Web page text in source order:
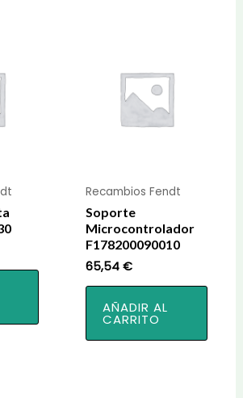
Recambios Fendt
Soporte
Microcontrolador
F178200090010
65,54€
AÑADIR AL
CARRITO